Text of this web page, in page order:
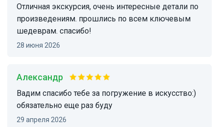
отличная экскурсия, очень интересные детали по
произведениям. прошлись по всем ключевым
шедеврам. спасибо!
28 июня 2026
Александр
Вадим спасибо тебе за погружение в искусство:)
обязательно еще раз буду
29 апреля 2026